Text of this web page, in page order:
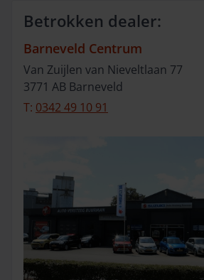
Betrokken dealer:
Barneveld Centrum
Van Zuijlen van Nieveltlaan 77
3771 AB Barneveld
T: 0342 49 10 91